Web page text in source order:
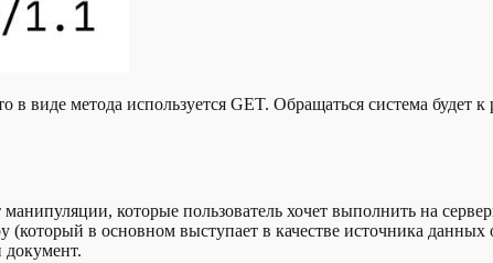
виде метода используется GET. Обращаться система будет к
которые пользователь хочет выполнить на
в основном выступает в качестве источника